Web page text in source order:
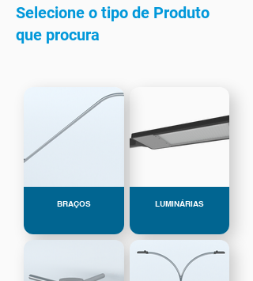
Selecione o tipo de Produto
que procura
BRAÇOS LUMINÁRIAS